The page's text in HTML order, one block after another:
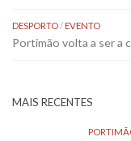
DESPORTO/EVENTO
Portimão volta a ser a
MAIS RECENTES